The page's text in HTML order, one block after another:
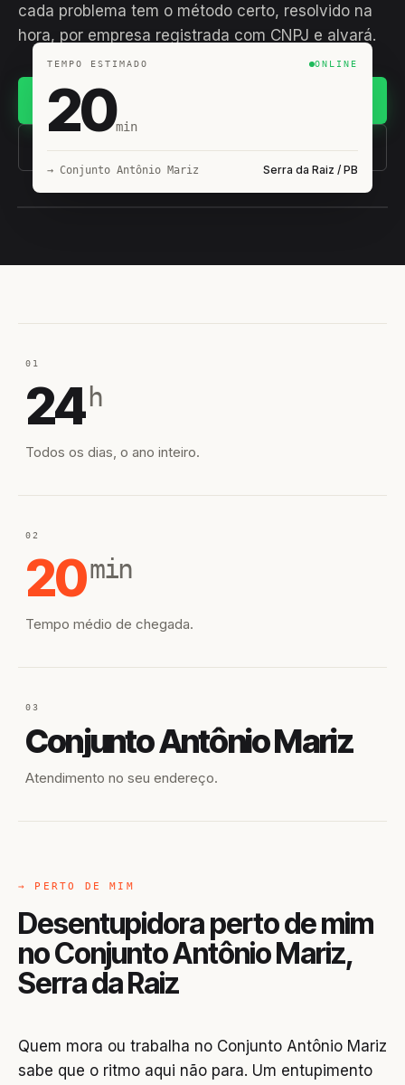
cada problema tem o método certo, resolvido na
hora, por empresa registrada com CNPJ e alvará.
(11) 93407-8838
TEMPO ESTIMADO ONLINE
20min
→ Conjunto Antônio Mariz Serra da Raiz / PB
01
24 h
Todos os dias, o ano inteiro.
02
20min
Tempo médio de chegada.
03
Conjunto Antônio Mariz
Atendimento no seu endereço.
→ PERTO DE MIM
Desentupidora perto de mim
no Conjunto Antônio Mariz,
Serra da Raiz
Quem mora ou trabalha no Conjunto Antônio Mariz
sabe que o ritmo aqui não para. Um entupimento